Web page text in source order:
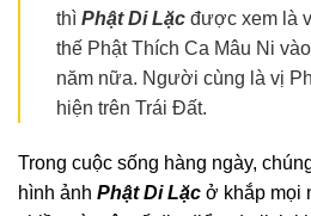
thì Phật Di Lặc được xem là
thế Phật Thích Ca Mâu Ni
năm nữa. Người cùng là vị
hiện trên Trái Đất.
Trong cuộc sống hàng ngày,
hình ảnh Phật Di Lặc ở khắp mọi